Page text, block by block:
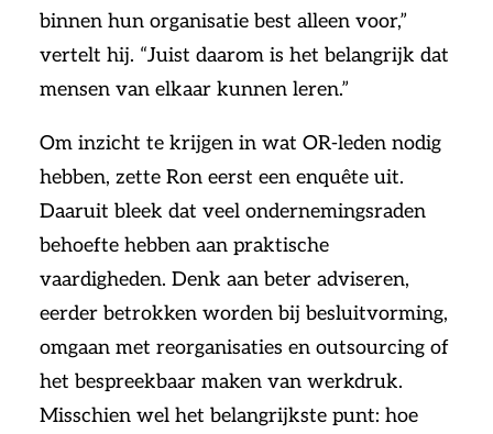
binnen hun organisatie best alleen voor,”
vertelt hij. “Juist daarom is het belangrijk dat
mensen van elkaar kunnen leren.”
Om inzicht te krijgen in wat OR-leden nodig
hebben, zette Ron eerst een enquête uit.
Daaruit bleek dat veel ondernemingsraden
behoefte hebben aan praktische
vaardigheden. Denk aan beter adviseren,
eerder betrokken worden bij besluitvorming,
omgaan met reorganisaties en outsourcing of
het bespreekbaar maken van werkdruk.
Misschien wel het belangrijkste punt: hoe